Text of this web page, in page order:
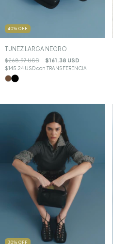
40% OFF
TUNEZ LARGA NEGRO
$268.97 USD $161.38 USD
$145.24 USDcon TRANSFERENCIA
30% OFF